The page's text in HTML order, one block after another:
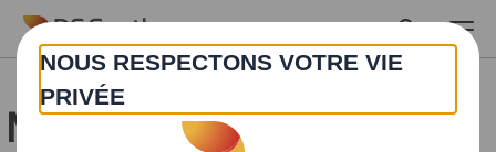
Skip to main content
Merci pour votre